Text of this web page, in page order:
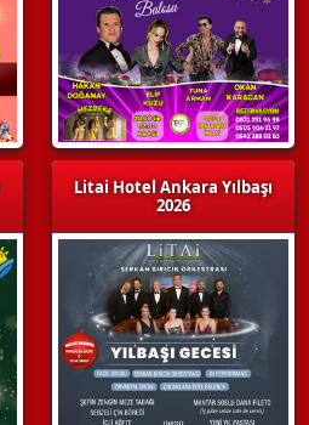
Litai Hotel Ankara Yılbaşı
2026